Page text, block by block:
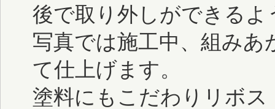
後で取り外しができる
写真では施工中、組み
て仕上げます。
塗料にもこだわりリボ